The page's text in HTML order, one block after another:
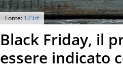
Fonte: 123rf
Black Friday, il
essere indicato